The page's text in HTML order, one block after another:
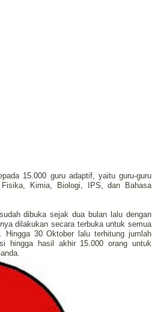
15.000 guru adaptif, yaitu guru-guru
Kimia, Biologi, IPS, dan Bahasa
dibuka sejak dua bulan lalu dengan
dilakukan secara terbuka untuk semua
30 Oktober lalu terhitung jumlah
hingga hasil akhir 15.000 orang untuk